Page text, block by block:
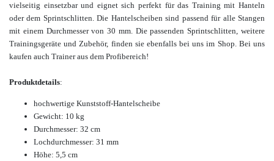
vielseitig einsetzbar und eignet sich perfekt für das Training mit Hanteln
oder dem Sprintschlitten.Die Hantelscheiben sind passend für alle Stangen
mit einem Durchmesser von 30 mm.Die passenden Sprintschlitten, weitere
Trainingsgeräte und Zubehör, finden sie ebenfalls bei uns im Shop.Bei uns
kaufen auch Trainer aus dem Profibereich!
Produktdetails:
hochwertige Kunststoff-Hantelscheibe
Gewicht: 10 kg
Durchmesser: 32 cm
Lochdurchmesser: 31 mm
Höhe: 5,5 cm